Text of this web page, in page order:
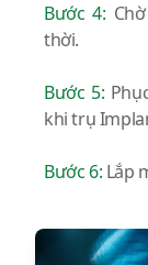
Bước 4:
thời.
Bước 5:
khi trụ
Bước 6: Lắp